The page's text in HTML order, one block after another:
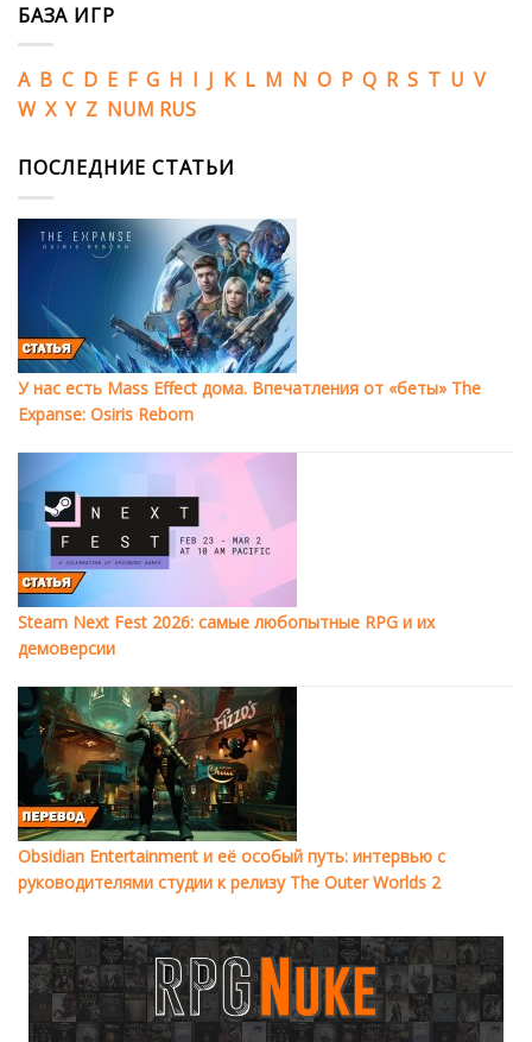
БАЗА ИГР
A B C D E F G H I J K L M N O P Q R S T U V
W X Y Z NUM RUS
ПОСЛЕДНИЕ СТАТЬИ
У нас есть Mass Effect дома. Впечатления от «беты» The
Expanse: Osiris Reborn
Steam Next Fest 2026: самые любопытные RPG и их
демоверсии
Obsidian Entertainment и её особый путь: интервью с
руководителями студии к релизу The Outer Worlds 2